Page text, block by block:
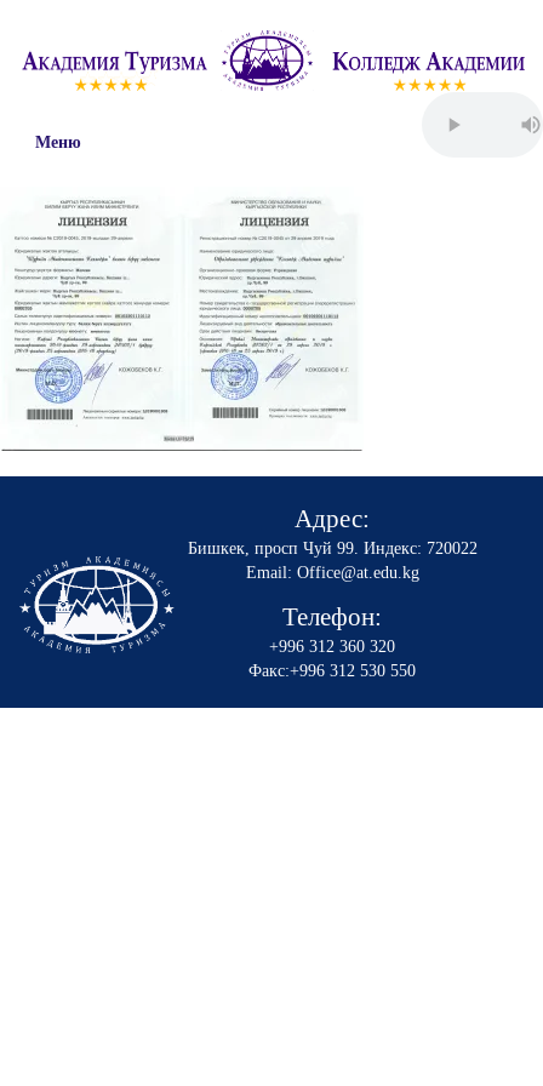
Меню
Адрес:
Бишкек, просп Чуй 99. Индекс: 720022
Email: Office@at.edu.kg
Телефон:
+996 312 360 320
Факс:+996 312 530 550